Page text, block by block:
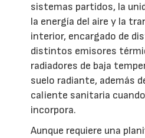
sistemas partidos, la
la energía del aire y la
interior, encargado de
distintos emisores
radiadores de baja
suelo radiante, además
caliente sanitaria
incorpora.
Aunque requiere una